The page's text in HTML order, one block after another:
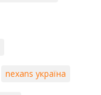
nexans україна